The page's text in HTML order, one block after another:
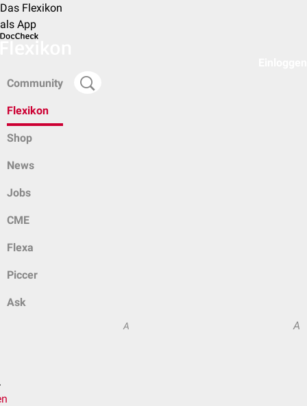
Das Flexikon
als App
Community
Flexikon
Shop
News
Jobs
CME
Flexa
Piccer
Ask
A A